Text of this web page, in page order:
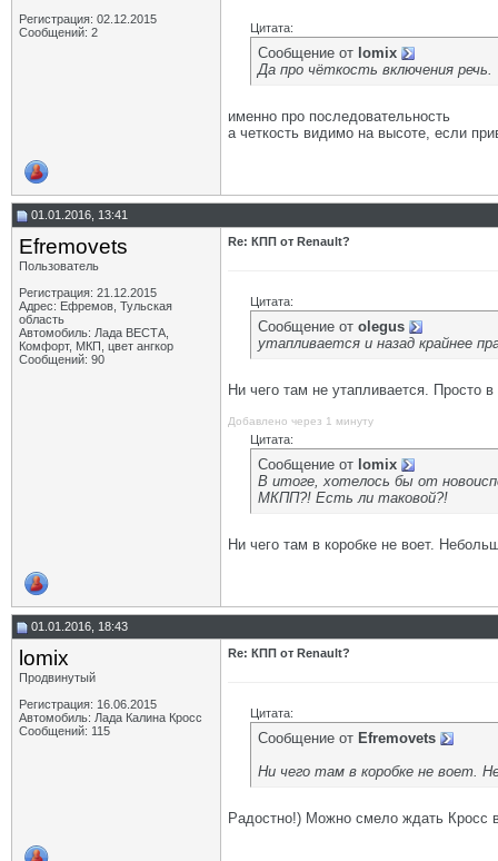
Регистрация: 02.12.2015
Сообщений: 2
Цитата:
Сообщение от lomix
Да про чёткость включения речь.
именно про последовательность
а четкость видимо на высоте, если
01.01.2016, 13:41
Efremovets
Пользователь
Регистрация: 21.12.2015
Адрес: Ефремов, Тульская
область
Автомобиль: Лада ВЕСТА,
Комфорт, МКП, цвет ангкор
Сообщений: 90
Re: КПП от Renault?
Цитата:
Сообщение от olegus
утапливается и назад крайнее
Ни чего там не утапливается. Просто
Добавлено через 1 минуту
Цитата:
Сообщение от lomix
В итоге, хотелось бы от
МКПП?! Есть ли таковой?!
Ни чего там в коробке не воет.
01.01.2016, 18:43
lomix
Продвинутый
Регистрация: 16.06.2015
Автомобиль: Лада Калина Кросс
Сообщений: 115
Re: КПП от Renault?
Цитата:
Сообщение от Efremovets
Ни чего там в коробке не воет.
Радостно!) Можно смело ждать Кросс